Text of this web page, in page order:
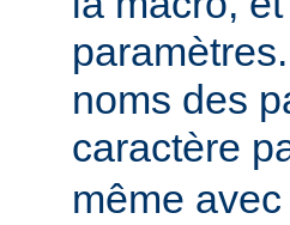
noms des
caractère
même